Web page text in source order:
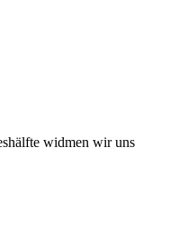
widmen wir uns